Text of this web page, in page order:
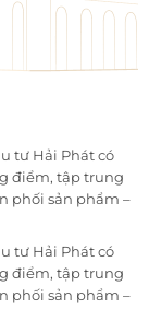
tư Hải Phát có
điểm, tập trung
phối sản phẩm –
tư Hải Phát có
điểm, tập trung
phối sản phẩm –